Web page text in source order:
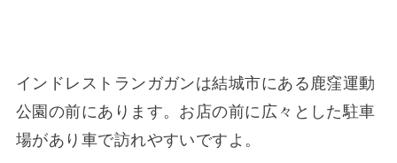
インドレストランガガンは結城市にある鹿窪運動
公園の前にあります。お店の前に広々とした駐車
場があり車で訪れやすいですよ。